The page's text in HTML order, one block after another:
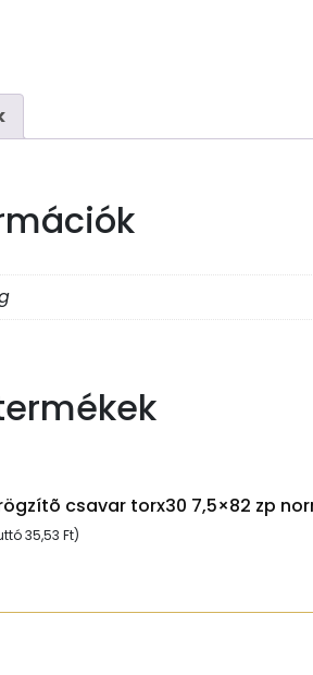
csavar torx30 7,5×82 zp
35,53 Ft)